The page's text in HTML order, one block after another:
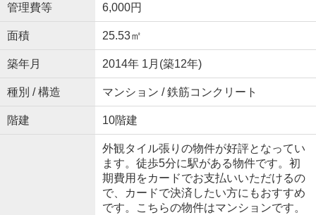
管理費等 6,000円
面積 25.53㎡
築年月 2014年 1月(築12年)
種別 / 構造 マンション / 鉄筋コンクリート
階建 10階建
外観タイル張りの物件が好評となってい
ます。徒歩5分に駅がある物件です。初
期費用をカードでお支払いいただけるの
で、カードで決済したい方にもおすすめ
です。こちらの物件はマンションです。